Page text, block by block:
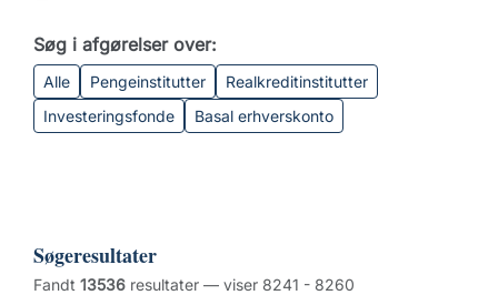
Søg i afgørelser over:
Alle Pengeinstitutter
Realkreditinstitutter
Investeringsfonde
Basal erhverskonto
Søgeresultater
Fandt 13536 resultater — viser 8241 - 8260